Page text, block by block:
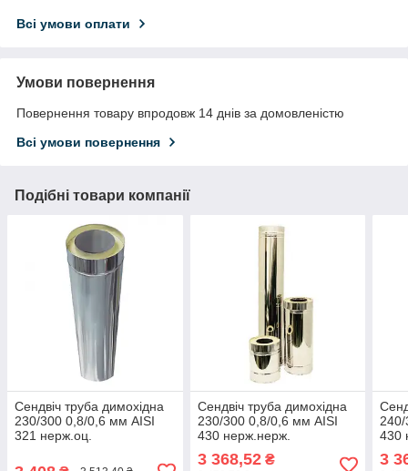
Всі умови оплати
Умови повернення
Повернення товару впродовж 14 днів за домовленістю
Всі умови повернення
Подібні товари компанії
Сендвіч труба димохідна
230/300 0,8/0,6 мм AISI
321 нерж.оц.
Сендвіч труба димохідна
230/300 0,8/0,6 мм AISI
430 нерж.нерж.
3 368,52₴
430
3